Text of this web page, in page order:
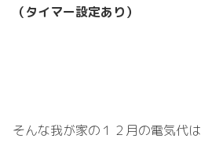
（タイマー設定あり）
そんな我が家の１２月の電気代は